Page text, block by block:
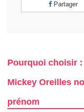
Partager
Pourquoi choisir
Mickey Oreilles
prénom